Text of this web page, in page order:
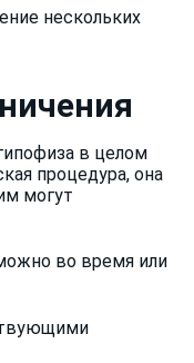
нескольких
в целом
процедура, она
могут
во время или